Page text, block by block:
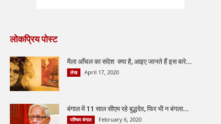
लोकप्रिय पोस्ट
मैला आँचल का संदेश क्या है, आइए जानते हैं इस बारे...
लेख April 17, 2020
बंगाल में 11 साल सीएम रहे बुद्धदेव, फिर भी न बंगला...
पश्चिम बंगाल February 6, 2020